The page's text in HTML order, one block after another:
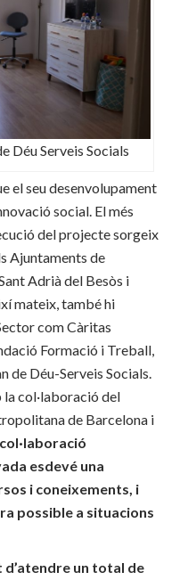
Déu Serveis Socials
el seu desenvolupament
social. El més
del projecte sorgeix
Ajuntaments de
Adrià del Besòs i
mateix, també hi
com Càritas
Formació i Treball,
de Déu-Serveis Socials.
col·laboració del
de Barcelona i
esdevé una
i coneixements, i
possible a situacions
d’atendre un total de